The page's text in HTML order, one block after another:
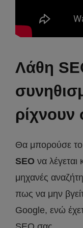
Λάθη
Θα μπορούσε το
SEO να
μηχανές
πως να μην
Google, ενώ